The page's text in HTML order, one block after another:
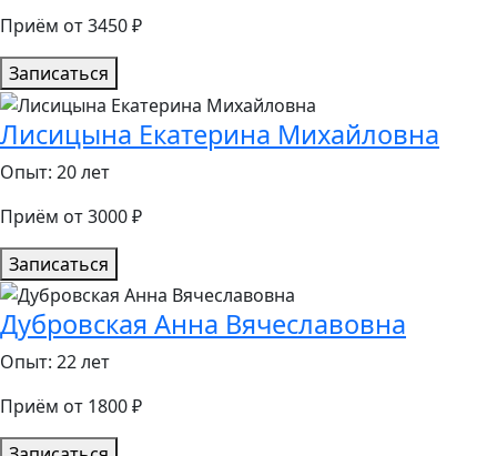
Приём от 3450 ₽
Записаться
Лисицына Екатерина Михайловна
Опыт: 20 лет
Приём от 3000 ₽
Записаться
Дубровская Анна Вячеславовна
Опыт: 22 лет
Приём от 1800 ₽